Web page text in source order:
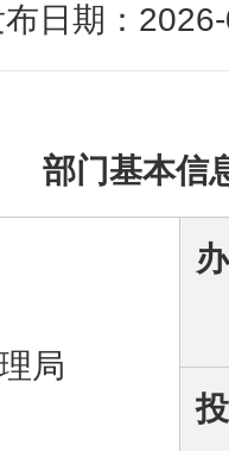
布日期：
部门基本信
局